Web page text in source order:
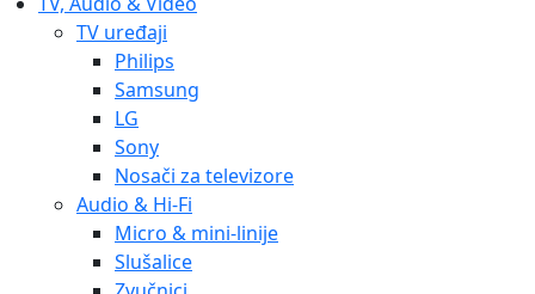
TV uređaji
Philips
Samsung
LG
Sony
Nosači za televizore
Audio & Hi-Fi
Micro & mini-linije
Slušalice